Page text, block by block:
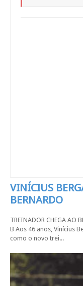
VINÍCIUS
BERNARDO
TREINADOR CHEGA AO
B Aos 46 anos, Vinícius
como o novo trei...